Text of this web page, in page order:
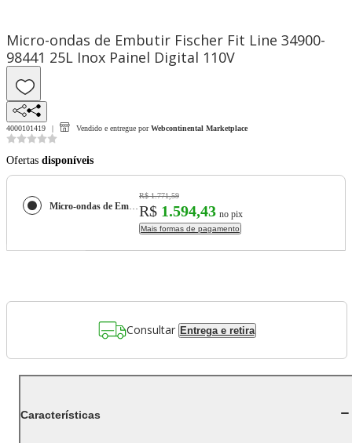
Micro-ondas de Embutir Fischer Fit Line 34900-
98441 25L Inox Painel Digital 110V
4000101419 Vendido e entregue por Webcontinental Marketplace
Ofertas disponíveis
Micro-ondas de Embutir Fischer Fit Line 34900-98441 25L Inox Painel Digital 110V
R$ 1.771,59
R$ 1.594,43 no pix
Mais formas de pagamento
Consultar Entrega e retira
Características